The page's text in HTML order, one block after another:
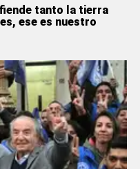
tanto la tierra
ese es nuestro